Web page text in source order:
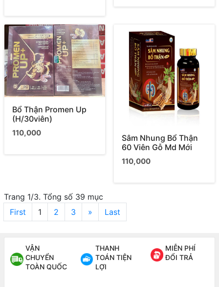
Bổ Thận Promen Up
(H/30viên)
110,000
Sâm Nhung Bổ Thận
60 Viên Gỗ Md Mới
110,000
Trang 1/3. Tổng số 39 mục
First
1 2 3 » Last
VẬN
CHUYỂN
TOÀN QUỐC
THANH
TOÁN TIỆN
LỢI
MIỄN PHÍ
ĐỔI TRẢ